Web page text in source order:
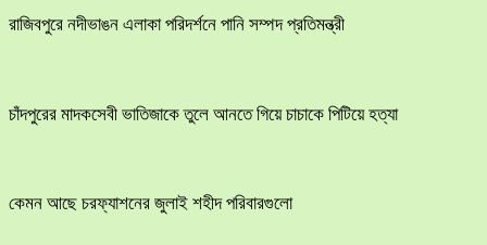
রাজিবপুরে নদীভাঙন এলাকা পরিদর্শনে পানি সম্পদ প্রতিমন্ত্রী
চাঁদপুরের মাদকসেবী ভাতিজাকে তুলে আনতে গিয়ে চাচাকে পিটিয়ে হত্যা
কেমন আছে চরফ্যাশনের জুলাই শহীদ পরিবারগুলো